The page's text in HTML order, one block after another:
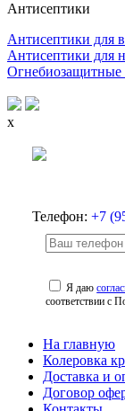
Антисептики
Антисептики для
Антисептики для
Огнебиозащитные
x
Телефон: +7
Я даю
соответствии с
На главную
Колеровка
Доставка и
Договор